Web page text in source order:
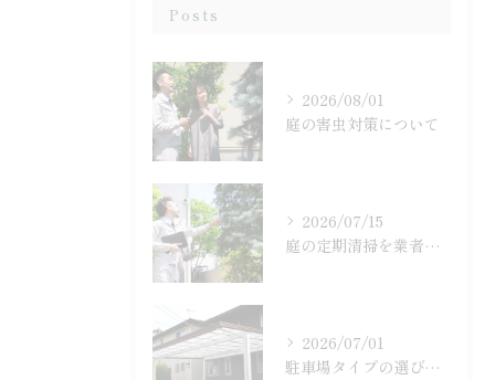
Posts
2026/08/01
庭の害虫対策について
2026/07/15
庭の定期清掃を業者に依頼するメリットとは
2026/07/01
駐車場タイプの選び方とは